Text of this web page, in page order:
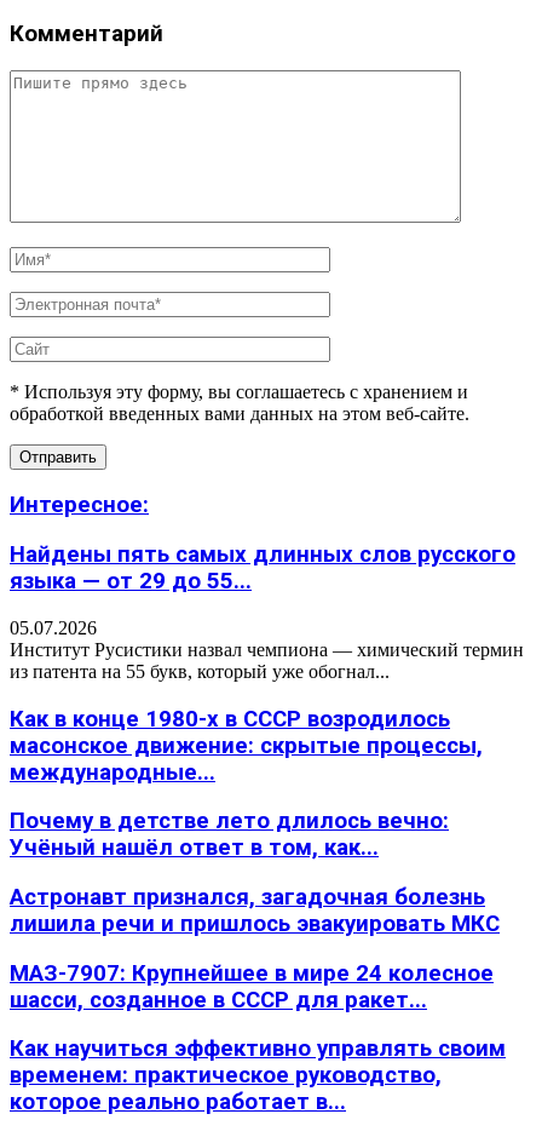
Комментарий
* Используя эту форму, вы соглашаетесь с хранением и
обработкой введенных вами данных на этом веб-сайте.
Интересное:
Найдены пять самых длинных слов русского
языка — от 29 до 55...
05.07.2026
Институт Русистики назвал чемпиона — химический термин
из патента на 55 букв, который уже обогнал...
Как в конце 1980-х в СССР возродилось
масонское движение: скрытые процессы,
международные...
Почему в детстве лето длилось вечно:
Учёный нашёл ответ в том, как...
Астронавт признался, загадочная болезнь
лишила речи и пришлось эвакуировать МКС
МАЗ-7907: Крупнейшее в мире 24 колесное
шасси, созданное в СССР для ракет...
Как научиться эффективно управлять своим
временем: практическое руководство,
которое реально работает в...